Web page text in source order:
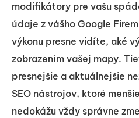
modifikátory pre vašu
údaje z vášho Google
výkonu presne vidíte, aké
zobrazením vašej mapy.
presnejšie a aktuálnejšie
SEO nástrojov, ktoré
nedokážu vždy správne